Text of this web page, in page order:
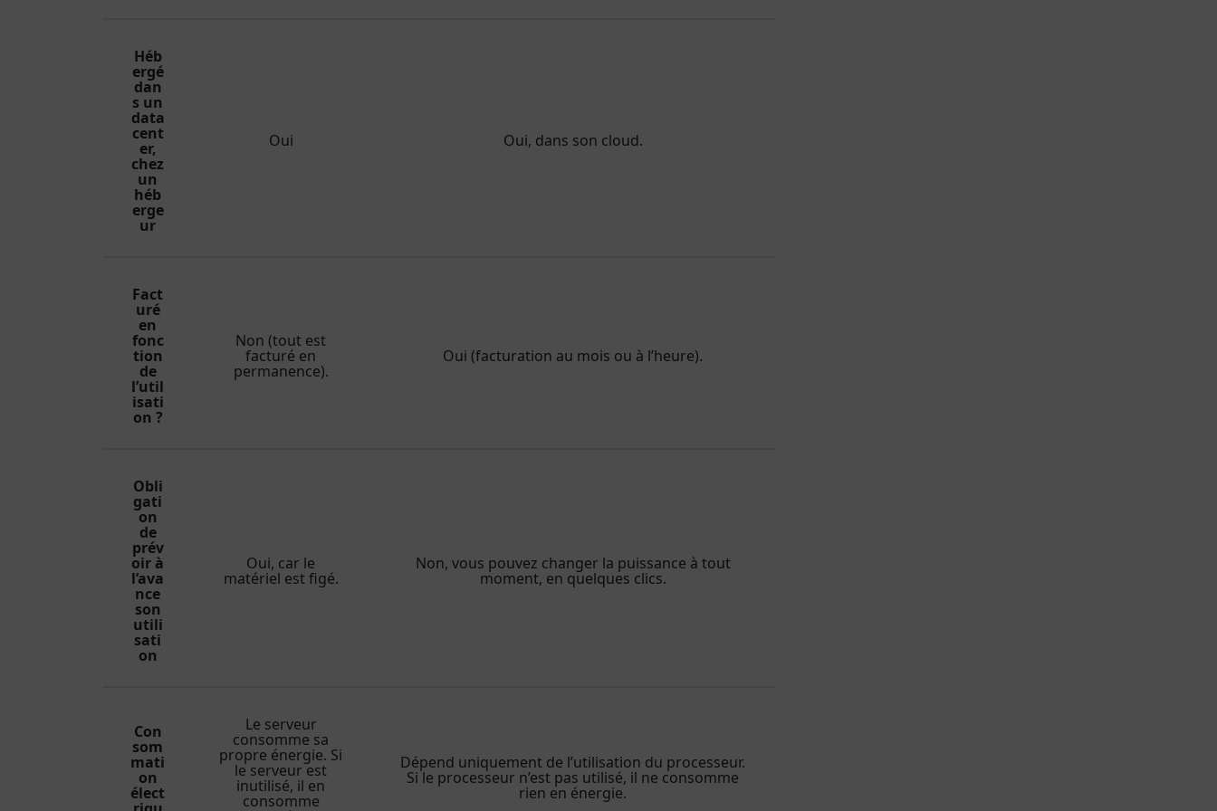
Héb
ergé
dan
s un
data
cent
er,
chez
un
héb
erge
ur
Oui Oui, dans son cloud.
Fact
uré
en
fonc
tion
de
l’util
isati
on ?
Non (tout est
facturé en
permanence).
Oui (facturation au mois ou à l’heure).
Obli
gati
on
de
prév
oir à
l’ava
nce
son
utili
sati
on
Oui, car le
matériel est figé.
Non, vous pouvez changer la puissance à tout
moment, en quelques clics.
Con
som
mati
on
élect
Le serveur
consomme sa
propre énergie. Si
le serveur est
inutilisé, il en
consomme
Dépend uniquement de l’utilisation du processeur.
Si le processeur n’est pas utilisé, il ne consomme
rien en énergie.